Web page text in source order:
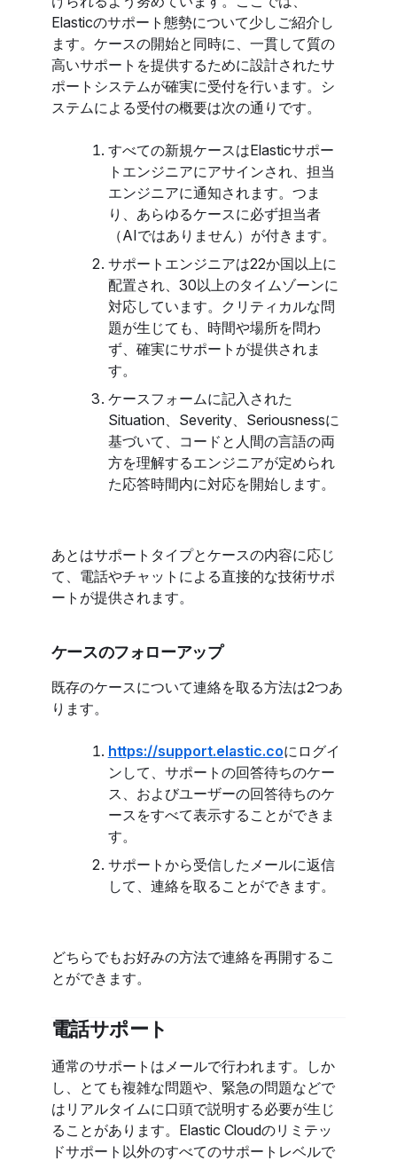
Elasticのサポート態勢について少しご紹介し
ます。ケースの開始と同時に、一貫して質の
高いサポートを提供するために設計されたサ
ポートシステムが確実に受付を行います。シ
ステムによる受付の概要は次の通りです。
すべての新規ケースはElasticサポー
トエンジニアにアサインされ、担当
エンジニアに通知されます。つま
り、あらゆるケースに必ず担当者
（AIではありません）が付きます。
サポートエンジニアは22か国以上に
配置され、30以上のタイムゾーンに
対応しています。クリティカルな問
題が生じても、時間や場所を問わ
ず、確実にサポートが提供されま
す。
ケースフォームに記入された
Situation、Severity、Seriousnessに
基づいて、コードと人間の言語の両
方を理解するエンジニアが定められ
た応答時間内に対応を開始します。
あとはサポートタイプとケースの内容に応じ
て、電話やチャットによる直接的な技術サポ
ートが提供されます。
ケースのフォローアップ
既存のケースについて連絡を取る方法は2つあ
ります。
https://support.elastic.coにログイ
ンして、サポートの回答待ちのケー
ス、およびユーザーの回答待ちのケ
ースをすべて表示することができま
す。
サポートから受信したメールに返信
して、連絡を取ることができます。
どちらでもお好みの方法で連絡を再開するこ
とができます。
電話サポート
通常のサポートはメールで行われます。しか
し、とても複雑な問題や、緊急の問題などで
はリアルタイムに口頭で説明する必要が生じ
ることがあります。Elastic Cloudのリミテッ
ドサポート以外のすべてのサポートレベルで